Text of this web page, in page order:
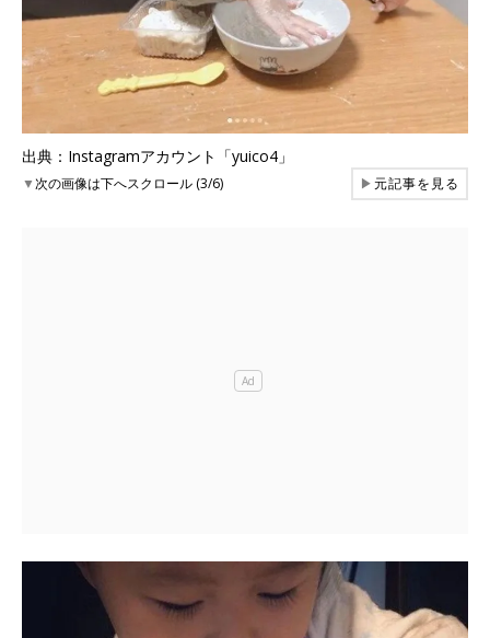
出典：Instagramアカウント「yuico4」
▼次の画像は下へスクロール (3/6) ▶元記事を見る